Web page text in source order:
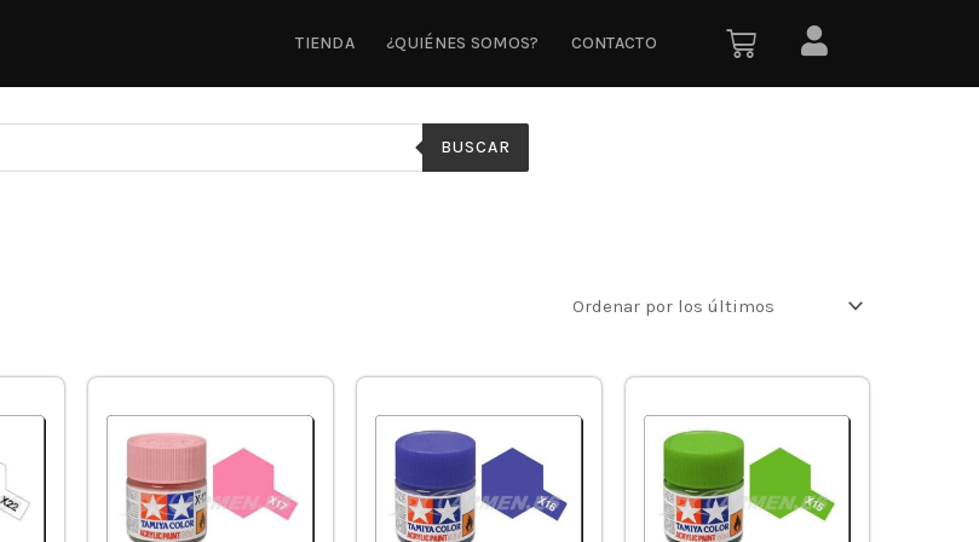
TIENDA ¿QUIÉNES SOMOS? CONTACTO
BUSCAR